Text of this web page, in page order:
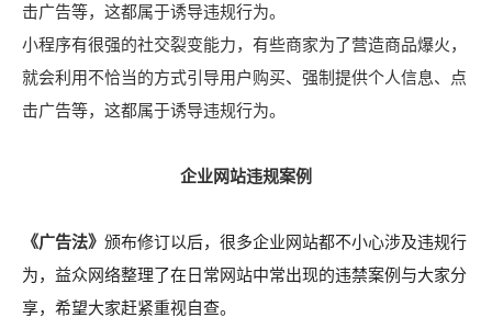
击广告等，这都属于诱导违规行为。
小程序有很强的社交裂变能力，有些商家为了营造商品爆火，
就会利用不恰当的方式引导用户购买、强制提供个人信息、点
击广告等，这都属于诱导违规行为。
企业网站违规案例
《广告法》 颁布修订以后，很多企业网站都不小心涉及违规行
为，益众网络整理了在日常网站中常出现的违禁案例与大家分
享，希望大家赶紧重视自查。